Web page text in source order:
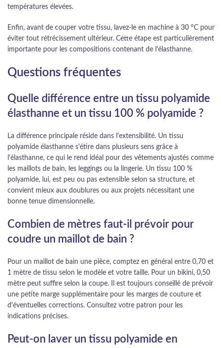
températures élevées.
Enfin, avant de couper votre tissu, lavez-le en machine à 30 °C pour
éviter tout rétrécissement ultérieur. Cette étape est particulièrement
importante pour les compositions contenant de l'élasthanne.
Questions fréquentes
Quelle différence entre un tissu polyamide
élasthanne et un tissu 100 % polyamide ?
La différence principale réside dans l'extensibilité. Un tissu
polyamide élasthanne s'étire dans plusieurs sens grâce à
l'élasthanne, ce qui le rend idéal pour des vêtements ajustés comme
les maillots de bain, les leggings ou la lingerie. Un tissu 100 %
polyamide, lui, est peu ou pas extensible selon sa structure, et
convient mieux aux doublures ou aux projets nécessitant une
bonne tenue dimensionnelle.
Combien de mètres faut-il prévoir pour
coudre un maillot de bain ?
Pour un maillot de bain une pièce, comptez en général entre 0,70 et
1 mètre de tissu selon le modèle et votre taille. Pour un bikini, 0,50
mètre peut suffire selon la coupe. Il est toujours conseillé de prévoir
une petite marge supplémentaire pour les marges de couture et
d'éventuelles corrections. Consultez votre patron pour les
indications précises.
Peut-on laver un tissu polyamide en